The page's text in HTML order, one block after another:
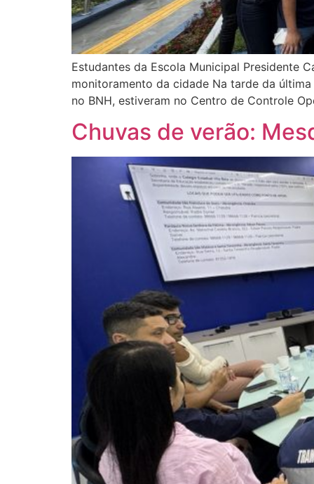
Estudantes da Escola Municipal Presidente
monitoramento da cidade Na tarde da
no BNH, estiveram no Centro de Controle
Chuvas de verão: